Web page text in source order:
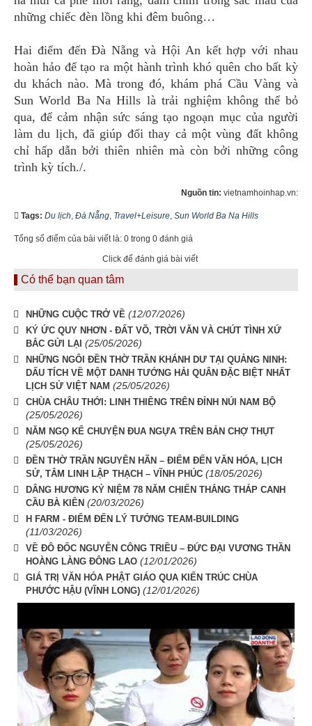
những chiếc đèn lồng khi đêm buông…
Hai điểm đến Đà Nẵng và Hội An kết hợp với nhau
hoàn hảo để tạo ra một hành trình khó quên cho bất kỳ
du khách nào. Mà trong đó, khám phá Cầu Vàng và
Sun World Ba Na Hills là trải nghiệm không thể bỏ
qua, để cảm nhận sức sáng tạo ngoạn mục của người
làm du lịch, đã giúp đổi thay cả một vùng đất không
chỉ hấp dẫn bởi thiên nhiên mà còn bởi những công
trình kỳ tích./.
Nguồn tin: vietnamhoinhap.vn:
Tags: Du lịch, Đà Nẵng, Travel+Leisure, Sun World Ba Na Hills
Tổng số điểm của bài viết là: 0 trong 0 đánh giá
Click để đánh giá bài viết
Có thể bạn quan tâm
NHỮNG CUỘC TRỞ VỀ (12/07/2026)
KÝ ỨC QUY NHƠN - ĐẤT VÕ, TRỜI VĂN VÀ CHÚT TÌNH XỨ
BẮC GỬI LẠI (25/05/2026)
NHỮNG NGÔI ĐỀN THỜ TRẦN KHÁNH DƯ TẠI QUẢNG NINH:
DẤU TÍCH VỀ MỘT DANH TƯỚNG HẢI QUÂN ĐẶC BIỆT NHẤT
LỊCH SỬ VIỆT NAM (25/05/2026)
CHÙA CHÂU THỚI: LINH THIÊNG TRÊN ĐỈNH NÚI NAM BỘ
(25/05/2026)
NĂM NGỌ KỂ CHUYỆN ĐUA NGỰA TRÊN BẢN CHỢ THỤT
(25/05/2026)
ĐỀN THỜ TRẦN NGUYÊN HÃN – ĐIỂM ĐẾN VĂN HÓA, LỊCH
SỬ, TÂM LINH LẬP THẠCH – VĨNH PHÚC (18/05/2026)
DÂNG HƯƠNG KỶ NIỆM 78 NĂM CHIẾN THẮNG THÁP CANH
CẦU BÀ KIÊN (20/03/2026)
H FARM - ĐIỂM ĐẾN LÝ TƯỞNG TEAM-BUILDING
(11/03/2026)
VỀ ĐÔ ĐỐC NGUYỄN CÔNG TRIỀU – ĐỨC ĐẠI VƯƠNG THẦN
HOÀNG LÀNG ĐÔNG LAO (12/01/2026)
GIÁ TRỊ VĂN HÓA PHẬT GIÁO QUA KIẾN TRÚC CHÙA
PHƯỚC HẬU (VĨNH LONG) (12/01/2026)